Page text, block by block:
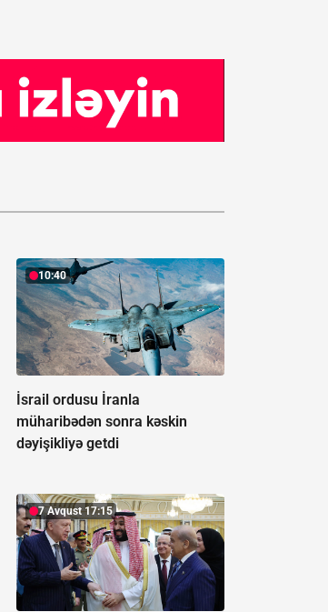
10:40
İsrail ordusu İranla
müharibədən sonra kəskin
dəyişikliyə getdi
7 Avqust 17:15